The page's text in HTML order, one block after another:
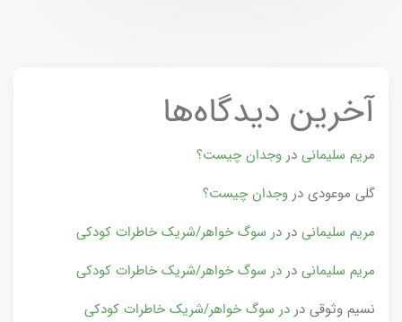
آخرین دیدگاه‌ها
مریم سلیمانی در وجدان چیست؟
گلی موعودی در وجدان چیست؟
مریم سلیمانی در در سوگ خواهر/شریک خاطرات کودکی
مریم سلیمانی در در سوگ خواهر/شریک خاطرات کودکی
نسیم وثوقی در در سوگ خواهر/شریک خاطرات کودکی